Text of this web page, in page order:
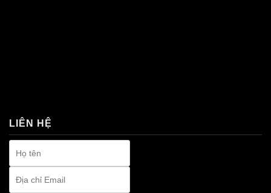
LIÊN HỆ